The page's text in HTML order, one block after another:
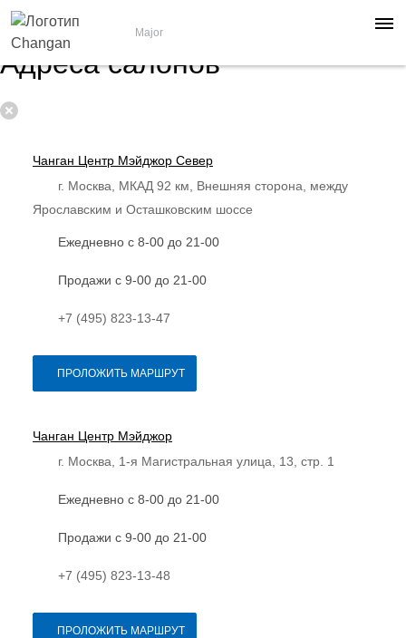
Major
Адреса салонов
Чанган Центр Мэйджор Север
г. Москва, МКАД 92 км, Внешняя сторона, между
Ярославским и Осташковским шоссе
Ежедневно с 8-00 до 21-00
Продажи с 9-00 до 21-00
+7 (495) 823-13-47
ПРОЛОЖИТЬ МАРШРУТ
Чанган Центр Мэйджор
г. Москва, 1-я Магистральная улица, 13, стр. 1
Ежедневно с 8-00 до 21-00
Продажи с 9-00 до 21-00
+7 (495) 823-13-48
ПРОЛОЖИТЬ МАРШРУТ